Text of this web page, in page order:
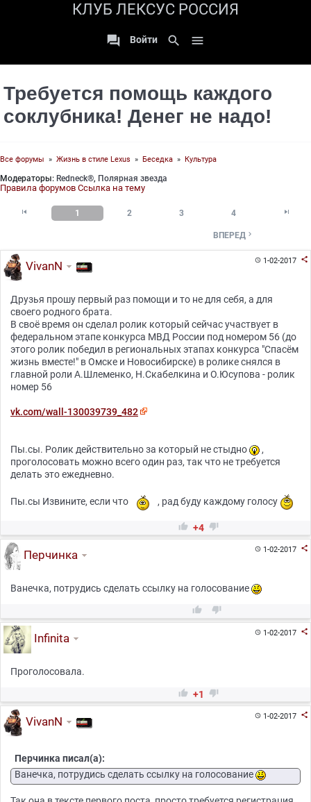
КЛУБ ЛЕКСУС РОССИЯ
 Войти search 
Требуется помощь каждого
соклубника! Денег не надо!
Все форумы » Жизнь в стиле Lexus » Беседка » Культура
Модераторы: Redneck®, Полярная звезда
Правила форумов Ссылка на тему
 1 2 3 4 
ВПЕРЕД 
1-02-2017 
VivanN
Друзья прошу первый раз помощи и то не для себя, а для
своего родного брата.
В своё время он сделал ролик который сейчас участвует в
федеральном этапе конкурса МВД России под номером 56 (до
этого ролик победил в региональных этапах конкурса "Спасём
жизнь вместе!" в Омске и Новосибирске) в ролике снялся в
главной роли А.Шлеменко, Н.Скабелкина и О.Юсупова - ролик
номер 56
vk.com/wall-130039739_482
Пы.сы. Ролик действительно за который не стыдно
,
проголосовать можно всего один раз, так что не требуется
делать это ежедневно.
Пы.сы Извините, если что , рад буду каждому голосу
 +4 
1-02-2017 
Перчинка
Ванечка, потрудись сделать ссылку на голосование
 
1-02-2017 
Infinita
Проголосовала.
 +1 
1-02-2017 
VivanN
Перчинка писал(а):
Ванечка, потрудись сделать ссылку на голосование